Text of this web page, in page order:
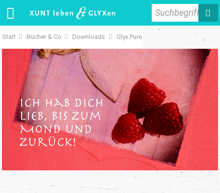
Suchbegriff
Start Bücher & Co Downloads Glyx Pure